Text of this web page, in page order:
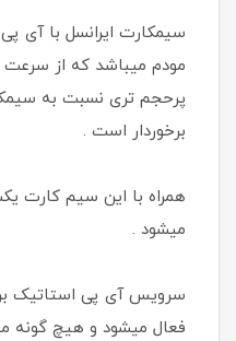
سیمکارت ایرانسل با آی
مودم میباشد که از سرعت
پرحجم تری نسبت به
برخوردار است .
همراه با این سیم کارت
میشود .
سرویس آی پی استاتیک
فعال میشود و هیچ گونه